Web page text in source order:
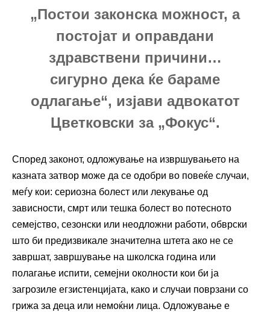
„Постои законска можност, а
постојат и оправдани
здравствени причини…
сигурно дека ќе бараме
одлагање“, изјави адвокатот
Цветковски за „Фокус“.
Според законот, одложување на извршувањето на
казната затвор може да се одобри во повеќе случаи,
меѓу кои: сериозна болест или лекување од
зависности, смрт или тешка болест во потесното
семејство, сезонски или неодложни работи, обврски
што би предизвикале значителна штета ако не се
завршат, завршување на школска година или
полагање испити, семејни околности кои би ја
загрозиле егзистенцијата, како и случаи поврзани со
грижа за деца или немоќни лица. Одложување е